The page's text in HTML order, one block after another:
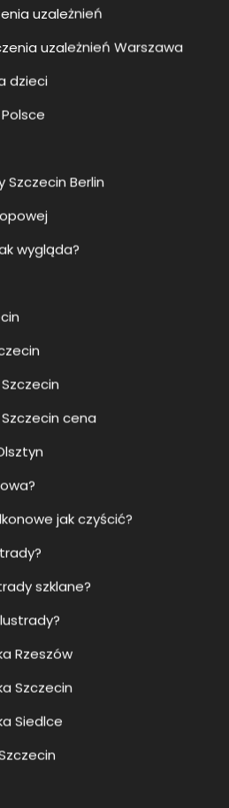
uzależnień
uzależnień Warszawa
dzieci
Szczecin Berlin
wygląda?
cena
jak czyścić?
szklane?
Rzeszów
Szczecin
Siedlce